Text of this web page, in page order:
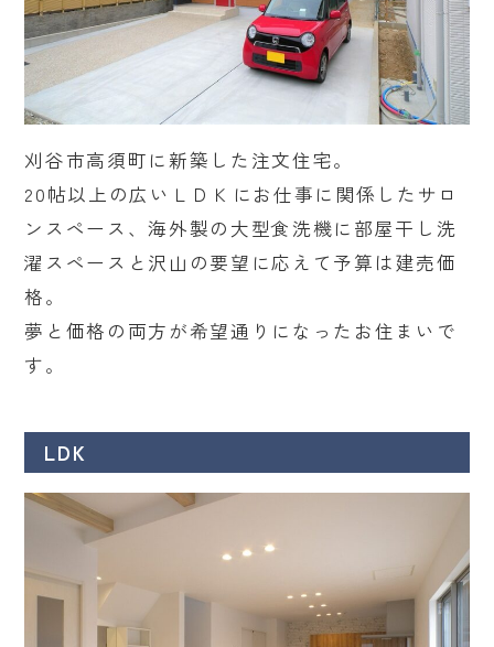
刈谷市高須町に新築した注文住宅。
20帖以上の広いＬＤＫにお仕事に関係したサロ
ンスペース、海外製の大型食洗機に部屋干し洗
濯スペースと沢山の要望に応えて予算は建売価
格。
夢と価格の両方が希望通りになったお住まいで
す。
LDK